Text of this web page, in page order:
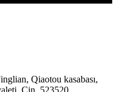
Qiaotou kasabası,
Çin. 523520.